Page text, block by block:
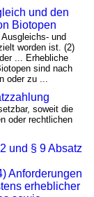
und den
Biotopen
und
worden ist. (2)
... Erhebliche
sind nach
oder zu ...
soweit die
oder rechtlichen
und § 9 Absatz
Anforderungen
erheblicher